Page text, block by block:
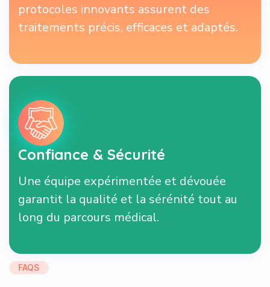
protocoles innovants assurent des
traitements précis, efficaces et adaptés.
Confiance & Sécurité
Une équipe expérimentée et dévouée
garantit la qualité et la sérénité tout au
long du parcours médical.
FAQS